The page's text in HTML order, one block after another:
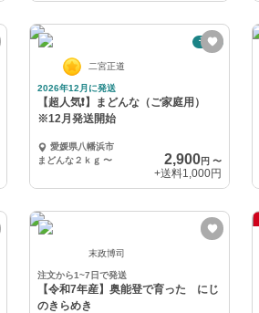
予約
二宮正道
2026年12月に発送
【超人気❗️】まどんな（ご家庭用）
※12月発送開始
愛媛県八幡浜市
まどんな２ｋｇ 〜 2,900円〜
+送料1,000円
末政博司
注文から1~7日で発送
【令和7年産】奥能登で育った にじ
のきらめき